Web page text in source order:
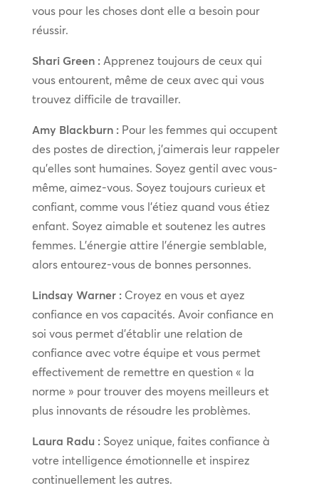
vous pour les choses dont elle a besoin pour
réussir.
Shari Green :Apprenez toujours de ceux qui
vous entourent, même de ceux avec qui vous
trouvez difficile de travailler.
Amy Blackburn :Pour les femmes qui occupent
des postes de direction, j’aimerais leur rappeler
qu’elles sont humaines. Soyez gentil avec vous-
même, aimez-vous. Soyez toujours curieux et
confiant, comme vous l’étiez quand vous étiez
enfant. Soyez aimable et soutenez les autres
femmes. L’énergie attire l’énergie semblable,
alors entourez-vous de bonnes personnes.
Lindsay Warner :Croyez en vous et ayez
confiance en vos capacités. Avoir confiance en
soi vous permet d’établir une relation de
confiance avec votre équipe et vous permet
effectivement de remettre en question « la
norme » pour trouver des moyens meilleurs et
plus innovants de résoudre les problèmes.
Laura Radu :Soyez unique, faites confiance à
votre intelligence émotionnelle et inspirez
continuellement les autres.